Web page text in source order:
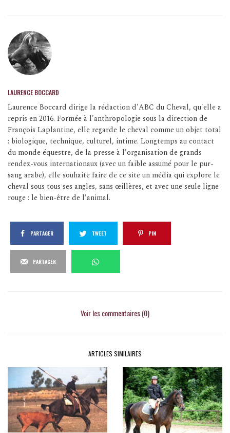
LAURENCE BOCCARD
Laurence Boccard dirige la rédaction d'ABC du Cheval, qu'elle a
repris en 2016. Formée à l'anthropologie sous la direction de
François Laplantine, elle regarde le cheval comme un objet total
: biologique, technique, culturel, intime. Longtemps au contact
du monde équestre, de la presse à l'organisation de grands
rendez-vous internationaux (avec un faible assumé pour le pur-
sang arabe), elle souhaite faire de ce site un média qui explore le
cheval sous tous ses angles, sans œillères, et avec une seule ligne
rouge : le bien-être de l'animal.
PARTAGER TWEET PIN
PARTAGER
Voir les commentaires (0)
ARTICLES SIMILAIRES